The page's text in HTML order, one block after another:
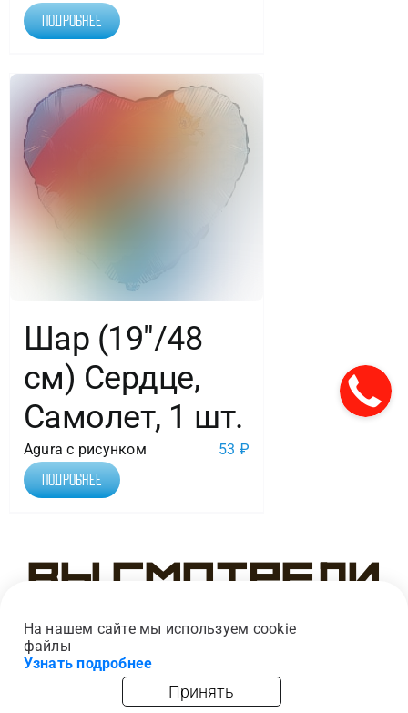
Подробнее
Шар (19″/48
см) Сердце,
Самолет, 1 шт.
Agura с рисунком 53 ₽
Подробнее
Вы смотрели
На нашем сайте мы используем cookie
файлы
Узнать подробнее
Принять